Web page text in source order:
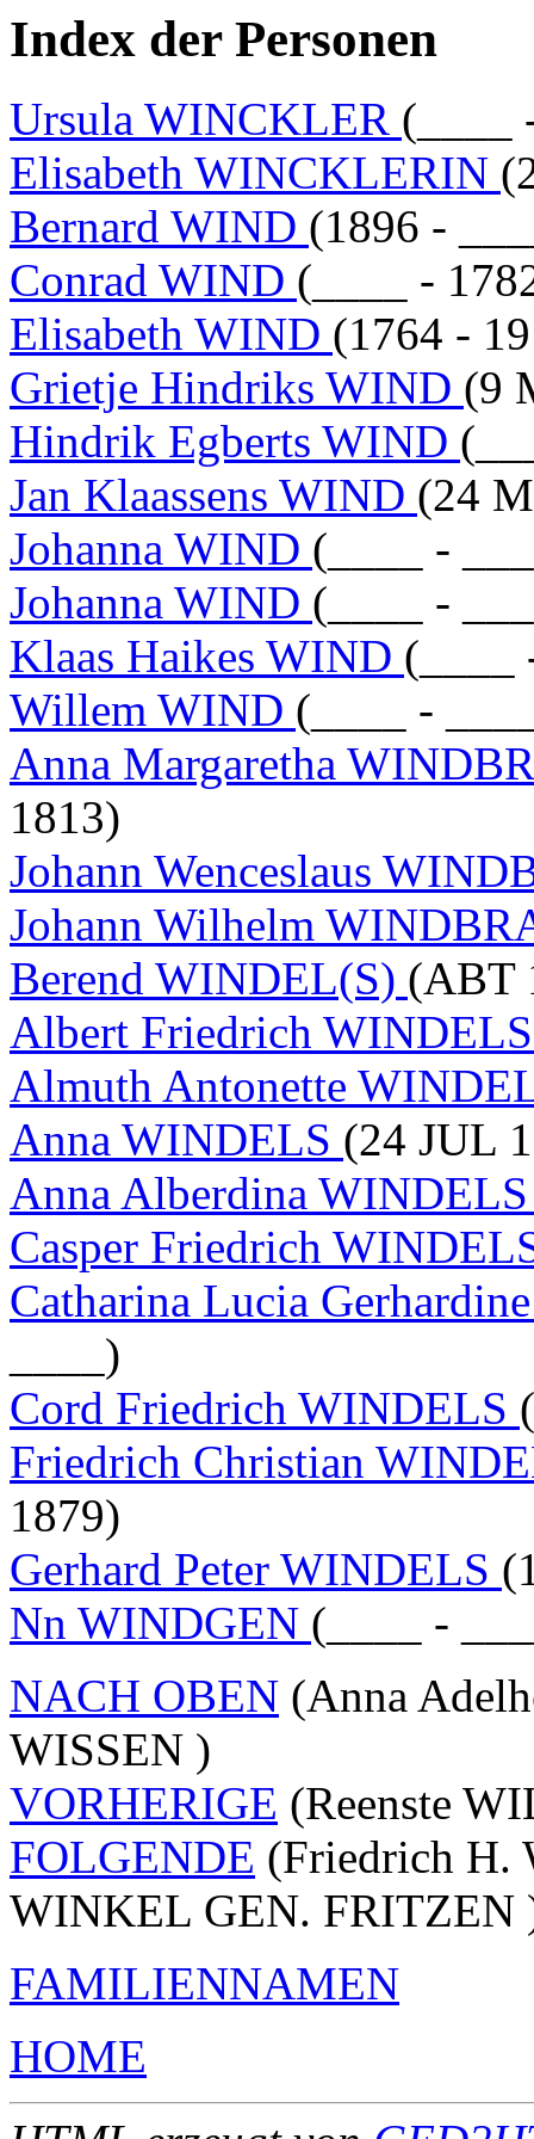
Index der Personen
Ursula WINCKLER (____
Elisabeth WINCKLERIN
Bernard WIND (1896 -
Conrad WIND (____ -
Elisabeth WIND (1764 -
Grietje Hindriks WIND (9
Hindrik Egberts WIND
Jan Klaassens WIND (24
Johanna WIND (____ -
Johanna WIND (____ -
Klaas Haikes WIND (____
Willem WIND (____ -
Anna Margaretha
1813)
Johann Wenceslaus
Johann Wilhelm
Berend WINDEL(S) (ABT
Albert Friedrich
Almuth Antonette
Anna WINDELS (24 JUL
Anna Alberdina
Casper Friedrich
Catharina Lucia
____)
Cord Friedrich WINDELS
Friedrich Christian
1879)
Gerhard Peter WINDELS
Nn WINDGEN (____ -
NACH OBEN (Anna
WISSEN )
VORHERIGE (Reenste
FOLGENDE (Friedrich H.
WINKEL GEN. FRITZEN
FAMILIENNAMEN
HOME